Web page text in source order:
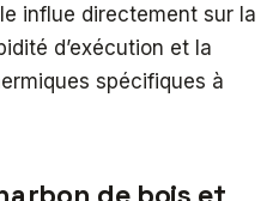
influe directement sur la
d’exécution et la
spécifiques à